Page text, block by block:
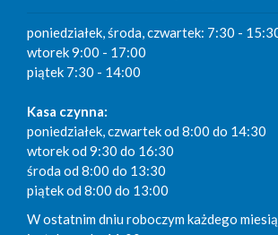
poniedziałek, środa, czwartek: 7:30 -
wtorek 9:00 - 17:00
piątek 7:30 - 14:00
Kasa czynna:
poniedziałek, czwartek od 8:00 do 14:30
wtorek od 9:30 do 16:30
środa od 8:00 do 13:30
piątek od 8:00 do 13:00
W ostatnim dniu roboczym każdego